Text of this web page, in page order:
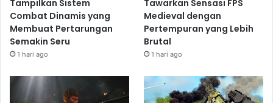
Tampilkan Sistem
Combat Dinamis yang
Membuat Pertarungan
Semakin Seru
1 hari ago
Tawarkan Sensasi FPS
Medieval dengan
Pertempuran yang Lebih
Brutal
1 hari ago